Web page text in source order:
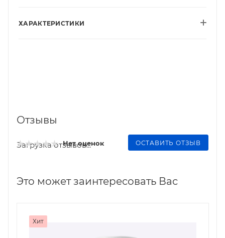
ХАРАКТЕРИСТИКИ
Отзывы
Нет оценок ОСТАВИТЬ ОТЗЫВ
Загрузка отзывов...
Это может заинтересовать Вас
Хит